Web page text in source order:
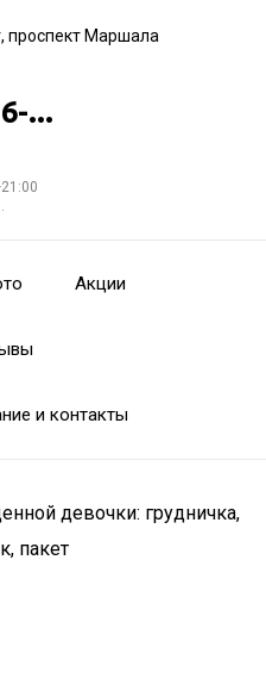
проспект Маршала
...
Акции
и контакты
девочки: грудничка,
пакет